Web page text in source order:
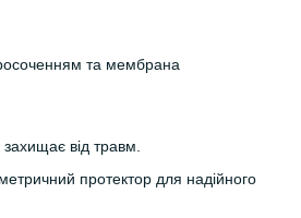
та мембрана
від травм.
протектор для надійного